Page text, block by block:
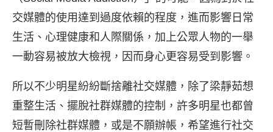
交媒體的使用達到過度依賴的程度，進而影響日常
生活、心理健康和人際關係，加上公眾人物的一舉
一動容易被放大檢視，因而身心更容易受到影響。
所以不少明星紛紛斷捨離社交媒體， 除了梁靜茹想
重整生活、擺脫社群媒體的控制，許多明星也都曾
短暫刪除社群媒體，或是不願辦帳，希望進行社交